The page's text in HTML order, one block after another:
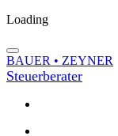
Loading
BAUER • ZEYNER
Steuerberater